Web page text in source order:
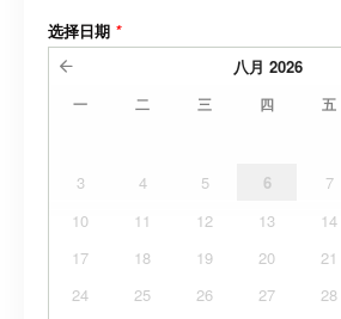
选择日期 *
八月 2026
一 二 三 四 五
3
4 5 6 7
10
11 12 13 14
17
18 19 20 21
24
25 26 27 28